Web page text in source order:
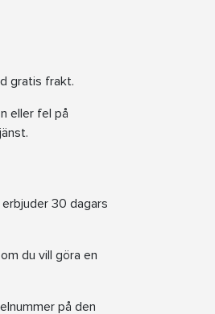
gratis frakt.
eller fel på
30 dagars
du vill göra en
på den